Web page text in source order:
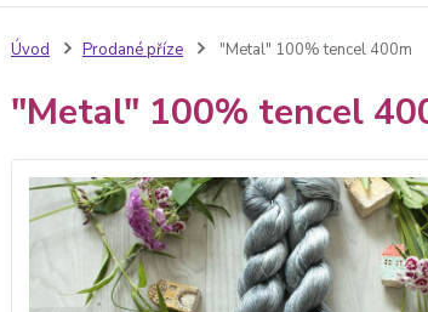
Úvod Prodané příze "Metal" 100% tencel 400m
"Metal" 100% tencel